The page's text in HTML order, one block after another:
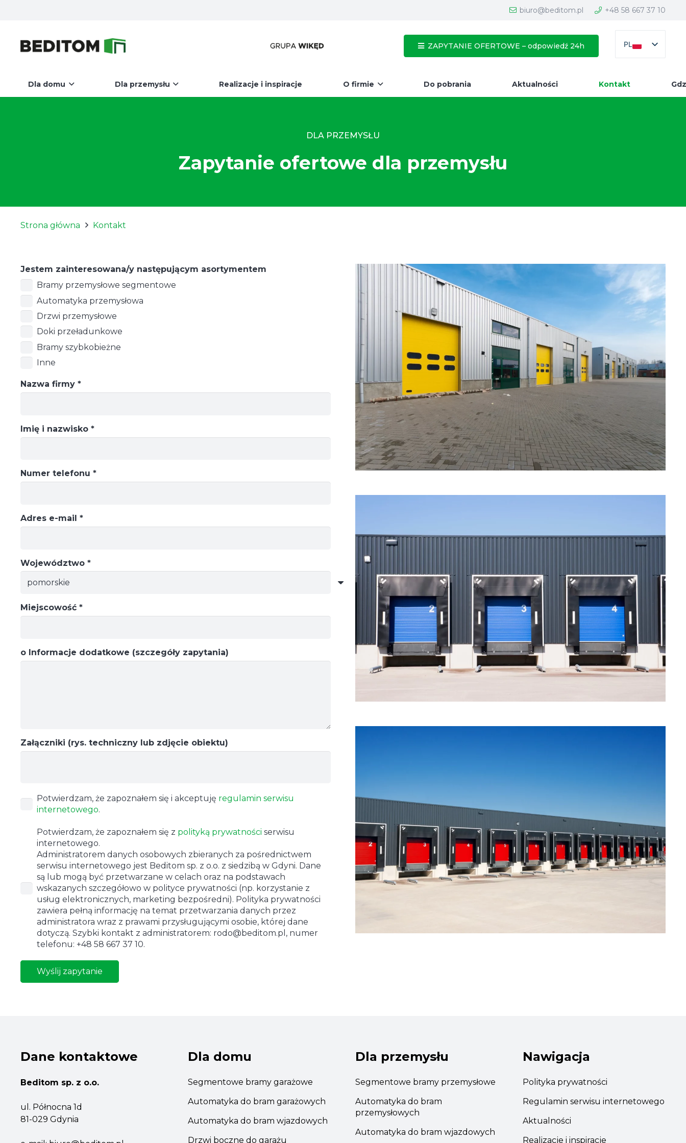
biuro@beditom.pl +48 58 667 37 10
ZAPYTANIE OFERTOWE – odpowiedź 24h PL
Dla domu Dla przemysłu Realizacje i inspiracje O firmie Do pobrania Aktualności Kontakt
DLA PRZEMYSŁU
Zapytanie ofertowe dla przemysłu
Strona główna Kontakt
Jestem zainteresowana/y następującym asortymentem
Bramy przemysłowe segmentowe
Automatyka przemysłowa
Drzwi przemysłowe
Doki przeładunkowe
Bramy szybkobieżne
Inne
Nazwa firmy *
Imię i nazwisko *
Numer telefonu *
Adres e-mail *
Województwo *
Miejscowość *
o Informacje dodatkowe (szczegóły zapytania)
Załączniki (rys. techniczny lub zdjęcie obiektu)
Potwierdzam, że zapoznałem się i akceptuję regulamin serwisu
internetowego.
Potwierdzam, że zapoznałem się z polityką prywatności serwisu
internetowego.
Administratorem danych osobowych zbieranych za pośrednictwem
serwisu internetowego jest Beditom sp. z o.o. z siedzibą w Gdyni. Dane
są lub mogą być przetwarzane w celach oraz na podstawach
wskazanych szczegółowo w polityce prywatności (np. korzystanie z
usług elektronicznych, marketing bezpośredni). Polityka prywatności
zawiera pełną informację na temat przetwarzania danych przez
administratora wraz z prawami przysługującymi osobie, której dane
dotyczą. Szybki kontakt z administratorem: rodo@beditom.pl, numer
telefonu: +48 58 667 37 10.
Wyślij zapytanie
Dane kontaktowe
Beditom sp. z o.o.
ul. Północna 1d
81-029 Gdynia
Dla domu
Segmentowe bramy garażowe
Automatyka do bram garażowych
Automatyka do bram wjazdowych
Drzwi boczne do garażu
Dla przemysłu
Segmentowe bramy przemysłowe
Automatyka do bram
przemysłowych
Automatyka do bram wjazdowych
Nawigacja
Polityka prywatności
Regulamin serwisu internetowego
Aktualności
Realizacje i inspiracje